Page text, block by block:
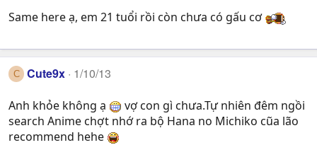
Same here ạ, em 21 tuổi rồi còn chưa có gấu cơ
C Cute9x 1/10/13
Anh khỏe không ạ
vợ con gì chưa.Tự nhiên đêm ngồi
search Anime chợt nhớ ra bộ Hana no Michiko cũa lão
recommend hehe